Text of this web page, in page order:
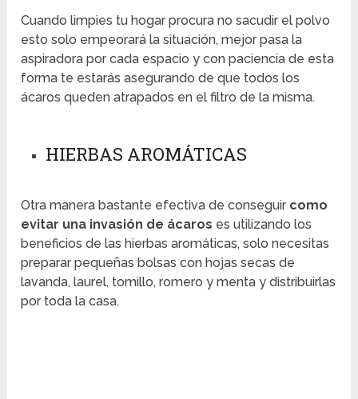
Cuando limpies tu hogar procura no sacudir el polvo
esto solo empeorará la situación, mejor pasa la
aspiradora por cada espacio y con paciencia de esta
forma te estarás asegurando de que todos los
ácaros queden atrapados en el filtro de la misma.
HIERBAS AROMÁTICAS
Otra manera bastante efectiva de conseguir como
evitar una invasión de ácaros es utilizando los
beneficios de las hierbas aromáticas, solo necesitas
preparar pequeñas bolsas con hojas secas de
lavanda, laurel, tomillo, romero y menta y distribuirlas
por toda la casa.